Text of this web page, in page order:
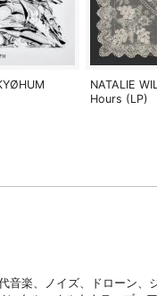
NATALIE
Hours (LP)
音楽、ノイズ、ドローン、